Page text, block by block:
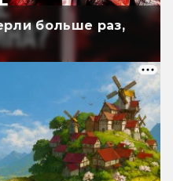
больше раз,